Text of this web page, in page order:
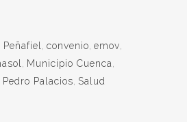
convenio emov
Municipio Cuenca
Pedro Palacios Salud